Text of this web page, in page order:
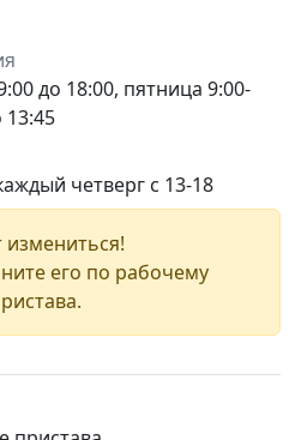
до 18:00, пятница 9:00-
13:45
четверг с 13-18
его по рабочему